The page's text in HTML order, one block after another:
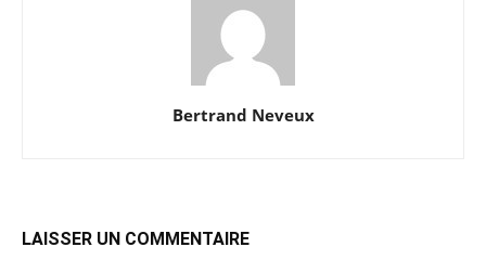
Bertrand Neveux
LAISSER UN COMMENTAIRE